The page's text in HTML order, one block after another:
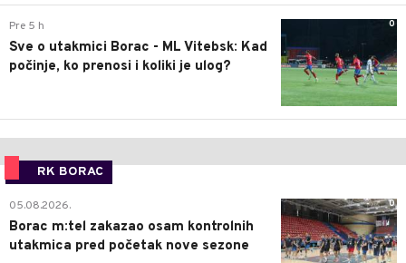
0
Pre 5 h
Sve o utakmici Borac - ML Vitebsk: Kad
počinje, ko prenosi i koliki je ulog?
RK BORAC
0
05.08.2026.
Borac m:tel zakazao osam kontrolnih
utakmica pred početak nove sezone